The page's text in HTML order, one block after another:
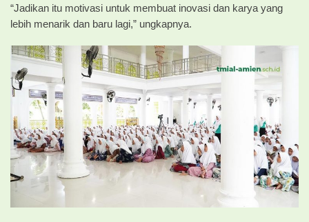
“Jadikan itu motivasi untuk membuat inovasi dan karya yang
lebih menarik dan baru lagi,” ungkapnya.